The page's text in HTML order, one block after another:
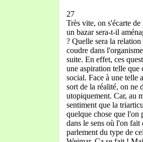
27
Très vite, on s'écarte
un bazar sera-t-il
? Quelle sera la
coudre dans
suite. En effet, ces
une aspiration telle
social. Face à une telle
sort de la réalité, on ne
utopiquement. Car, au
sentiment que la
quelque chose que l'on
dans le sens où l'on fait
parlement du type de